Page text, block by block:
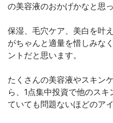
の美容液のおかげかなと思っ
保湿、毛穴ケア、美白を叶
がちゃんと適量を惜しみな
ントだと思います。
たくさんの美容液やスキン
ら、1点集中投資で他のス
ていても問題ないほどのアイ